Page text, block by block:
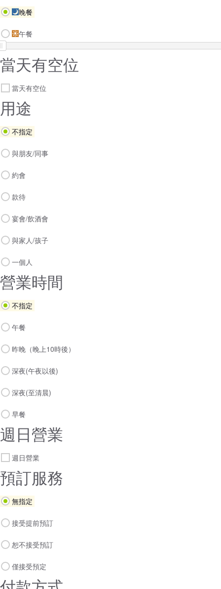
晚餐
午餐
當天有空位
當天有空位
用途
不指定
與朋友/同事
約會
款待
宴會/飲酒會
與家人/孩子
一個人
營業時間
不指定
午餐
昨晚（晚上10時後）
深夜(午夜以後)
深夜(至清晨)
早餐
週日營業
週日營業
預訂服務
無指定
接受提前預訂
恕不接受預訂
僅接受預定